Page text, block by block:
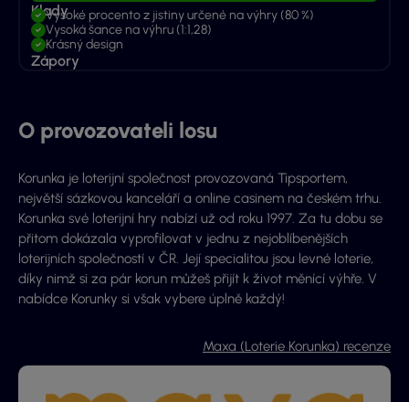
Klady
Vysoké procento z jistiny určené na výhry (80 %)
Vysoká šance na výhru (1:1,28)
Krásný design
Zápory
O provozovateli losu
Korunka je loterijní společnost provozovaná Tipsportem,
největší sázkovou kanceláří a online casinem na českém trhu.
Korunka své loterijní hry nabízí už od roku 1997. Za tu dobu se
přitom dokázala vyprofilovat v jednu z nejoblíbenějších
loterijních společností v ČR. Její specialitou jsou levné loterie,
díky nimž si za pár korun můžeš přijít k život měnící výhře. V
nabídce Korunky si však vybere úplně každý!
Maxa (Loterie Korunka) recenze